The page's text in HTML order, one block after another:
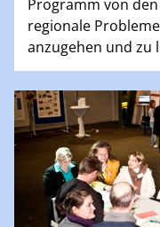
Programm von
regionale
anzugehen und zu